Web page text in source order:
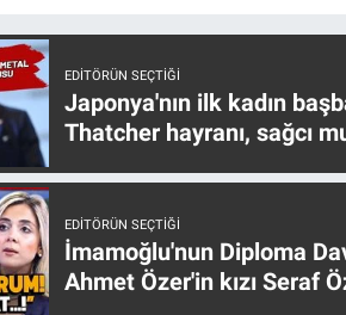
EDITÖRÜN SEÇTIĞI
Japonya'nın ilk kadın
Thatcher hayranı, sağcı
EDITÖRÜN SEÇTIĞI
İmamoğlu'nun Diploma
Ahmet Özer'in kızı Seraf